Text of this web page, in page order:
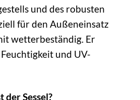
und des robusten
für den Außeneinsatz
wetterbeständig. Er
und UV-
Sessel?